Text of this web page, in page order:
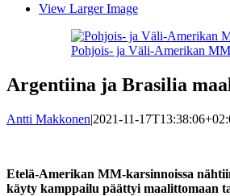
View Larger Image
Pohjois- ja Väli-Amerikan
Argentiina ja Brasilia
Antti Makkonen|2021-11-
Etelä-Amerikan MM-karsinnoissa
käyty kamppailu päättyi maalittomaan